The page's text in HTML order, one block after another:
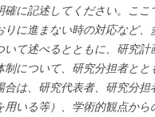
確に記述してください。ここ
りに進まない時の対応など、
いて述べるとともに、研究計
制について、研究分担者とと
合は、研究代表者、研究分担
用いる等）、学術的観点から